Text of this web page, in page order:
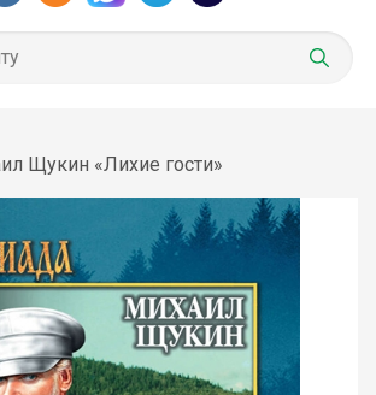
Щукин «Лихие гости»